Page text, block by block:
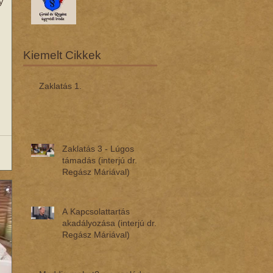
Kiemelt Cikkek
Zaklatás 1.
Zaklatás 3 - Lúgos
támadás (interjú dr.
Regász Máriával)
A Kapcsolattartás
akadályozása (interjú dr.
Regász Máriával)